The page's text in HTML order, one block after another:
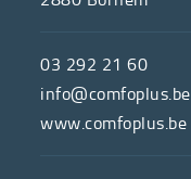
de
hulpmiddelenwinkel
van
03 292 21 60
info@comfoplus.be
www.comfoplus.be